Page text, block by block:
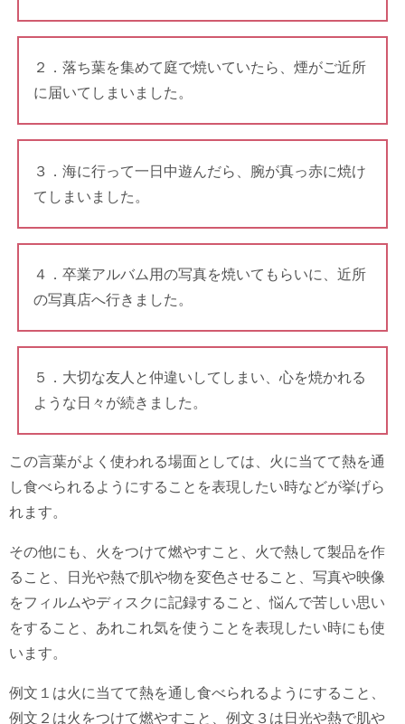
２．落ち葉を集めて庭で焼いていたら、煙がご近所
に届いてしまいました。
３．海に行って一日中遊んだら、腕が真っ赤に焼け
てしまいました。
４．卒業アルバム用の写真を焼いてもらいに、近所
の写真店へ行きました。
５．大切な友人と仲違いしてしまい、心を焼かれる
ような日々が続きました。
この言葉がよく使われる場面としては、火に当てて熱を通
し食べられるようにすることを表現したい時などが挙げら
れます。
その他にも、火をつけて燃やすこと、火で熱して製品を作
ること、日光や熱で肌や物を変色させること、写真や映像
をフィルムやディスクに記録すること、悩んで苦しい思い
をすること、あれこれ気を使うことを表現したい時にも使
います。
例文１は火に当てて熱を通し食べられるようにすること、
例文２は火をつけて燃やすこと、例文３は日光や熱で肌や